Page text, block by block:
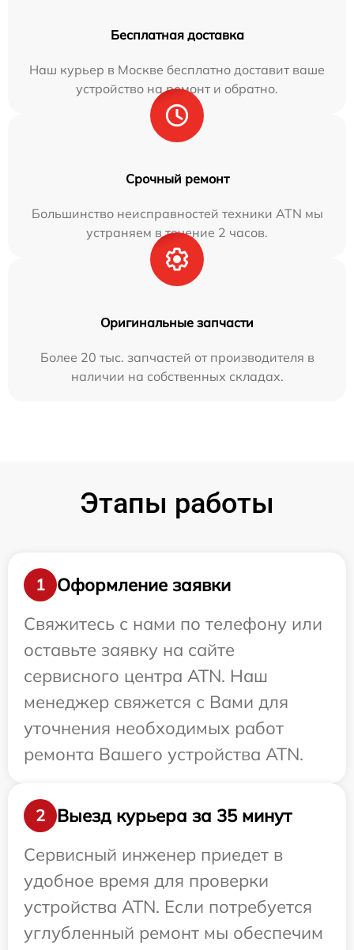
Бесплатная доставка
Наш курьер в Москве бесплатно доставит ваше
устройство на ремонт и обратно.
Срочный ремонт
Большинство неисправностей техники ATN мы
устраняем в течение 2 часов.
Оригинальные запчасти
Более 20 тыс. запчастей от производителя в
наличии на собственных складах.
Этапы работы
1
Оформление заявки
Свяжитесь с нами по телефону или
оставьте заявку на сайте
сервисного центра ATN. Наш
менеджер свяжется с Вами для
уточнения необходимых работ
ремонта Вашего устройства ATN.
2
Выезд курьера за 35 минут
Сервисный инженер приедет в
удобное время для проверки
устройства ATN. Если потребуется
углубленный ремонт мы обеспечим